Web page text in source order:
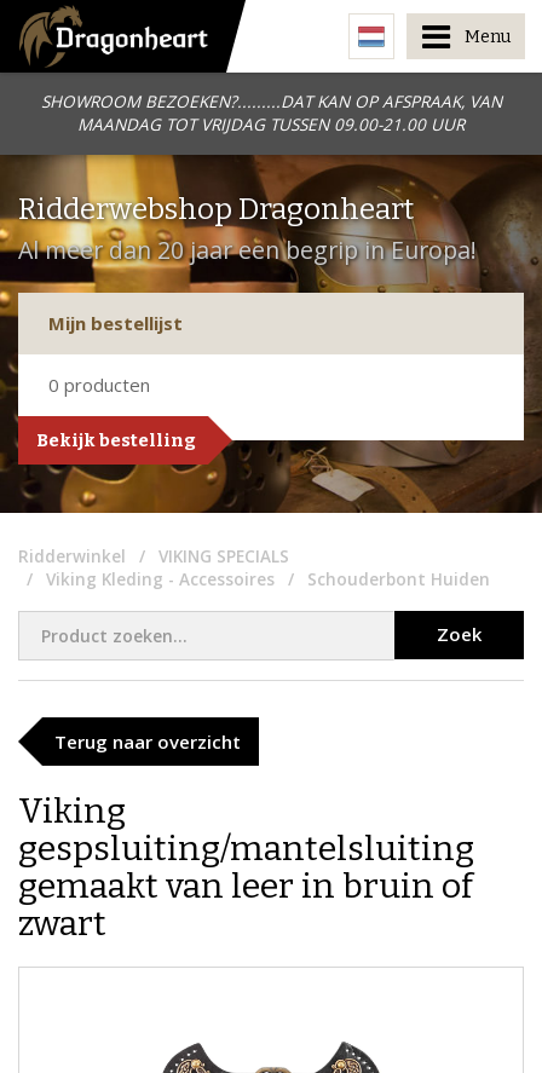
SHOWROOM BEZOEKEN?.........DAT KAN OP AFSPRAAK, VAN
MAANDAG TOT VRIJDAG TUSSEN 09.00-21.00 UUR
Menu
Ridderwebshop Dragonheart
Al meer dan 20 jaar een begrip in Europa!
Mijn bestellijst
0 producten
Bekijk bestelling
Ridderwinkel
VIKING SPECIALS
Viking Kleding - Accessoires
Schouderbont Huiden
Zoek
Terug naar overzicht
Viking
gespsluiting/mantelsluiting
gemaakt van leer in bruin of
zwart